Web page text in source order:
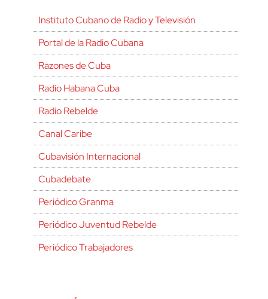
Instituto Cubano de Radio y Televisión
Portal de la Radio Cubana
Razones de Cuba
Radio Habana Cuba
Radio Rebelde
Canal Caribe
Cubavisión Internacional
Cubadebate
Periódico Granma
Periódico Juventud Rebelde
Periódico Trabajadores